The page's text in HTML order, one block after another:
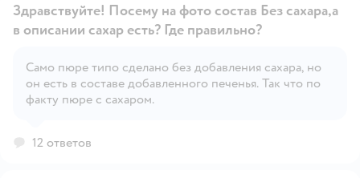
Открыть вопрос
Здравствуйте! Посему на фото состав Без сахара,а
в описании сахар есть? Где правильно?
Само пюре типо сделано без добавления сахара, но
он есть в составе добавленного печенья. Так что по
факту пюре с сахаром.
12 ответов